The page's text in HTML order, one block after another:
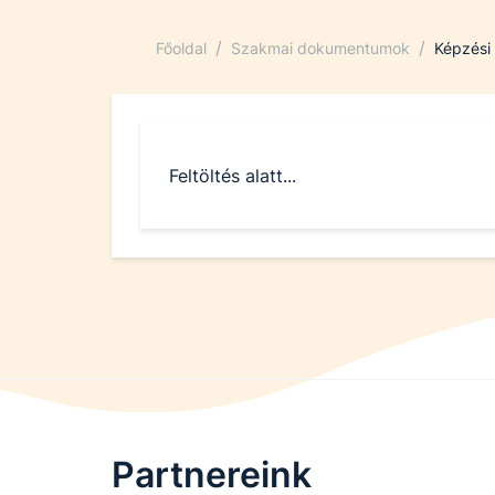
Főoldal / Szakmai dokumentumok /
Feltöltés alatt...
Partnereink